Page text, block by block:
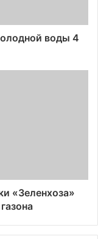
воды 4
«Зеленхоза»